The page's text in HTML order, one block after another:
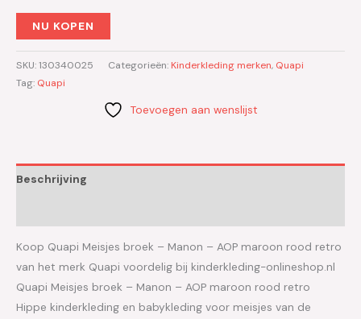
NU KOPEN
SKU:130340025 Categorieën: Kinderkleding merken, Quapi
Tag: Quapi
Toevoegen aan wenslijst
Beschrijving
Koop Quapi Meisjes broek – Manon – AOP maroon rood retro
van het merk Quapi voordelig bij kinderkleding-onlineshop.nl
Quapi Meisjes broek – Manon – AOP maroon rood retro
Hippe kinderkleding en babykleding voor meisjes van de